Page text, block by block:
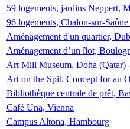
59 logements, jardins Neppert,
96 logements, Chalon-sur-Saône
Aménagement d'un quartier,
Aménagement d’un îlot,
Art Mill Museum, Doha (Qatar)
Art on the Spit. Concept for an
Bibliothèque centrale de prêt,
Café Una, Vienna
Campus Altona, Hambourg